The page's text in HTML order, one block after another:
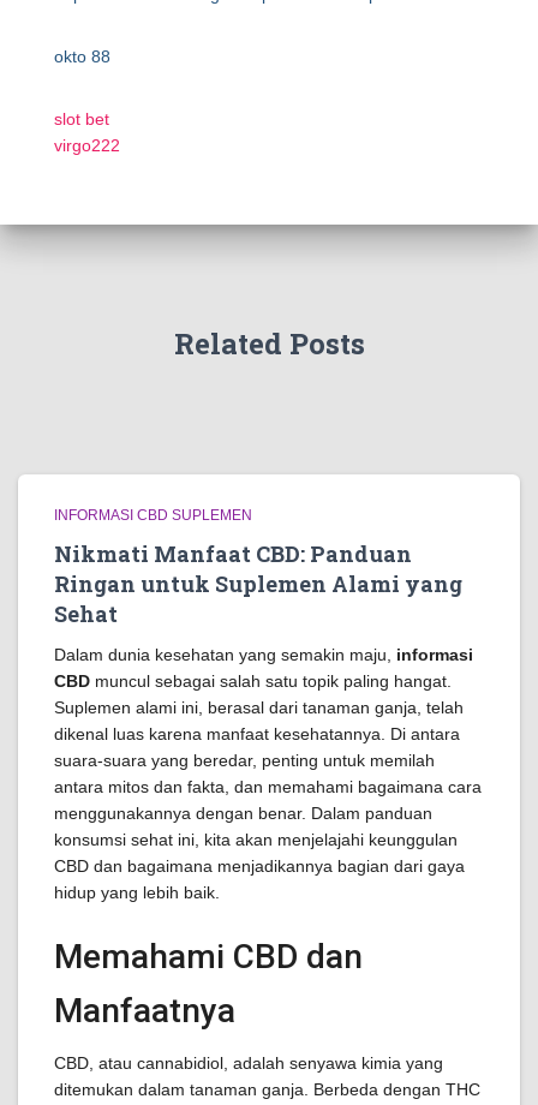
okto 88
slot bet
virgo222
Related Posts
INFORMASI CBD SUPLEMEN
Nikmati Manfaat CBD: Panduan
Ringan untuk Suplemen Alami yang
Sehat
Dalam dunia kesehatan yang semakin maju, informasi
CBD muncul sebagai salah satu topik paling hangat.
Suplemen alami ini, berasal dari tanaman ganja, telah
dikenal luas karena manfaat kesehatannya. Di antara
suara-suara yang beredar, penting untuk memilah
antara mitos dan fakta, dan memahami bagaimana cara
menggunakannya dengan benar. Dalam panduan
konsumsi sehat ini, kita akan menjelajahi keunggulan
CBD dan bagaimana menjadikannya bagian dari gaya
hidup yang lebih baik.
Memahami CBD dan
Manfaatnya
CBD, atau cannabidiol, adalah senyawa kimia yang
ditemukan dalam tanaman ganja. Berbeda dengan THC